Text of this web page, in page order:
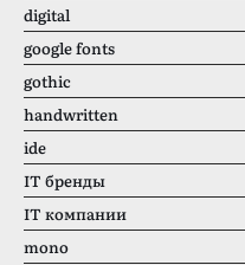
digital
google fonts
gothic
handwritten
ide
IT бренды
IT компании
mono